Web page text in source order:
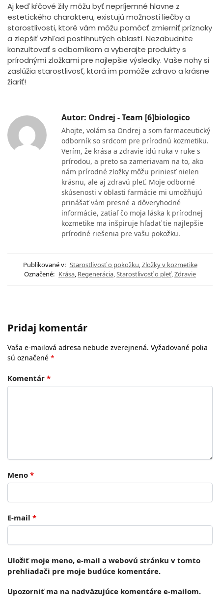
Aj keď kŕčové žily môžu byť nepríjemné hlavne z
estetického charakteru, existujú možnosti liečby a
starostlivosti, ktoré vám môžu pomôcť zmierniť príznaky
a zlepšiť vzhľad postihnutých oblastí. Nezabudnite
konzultovať s odborníkom a vyberajte produkty s
prírodnými zložkami pre najlepšie výsledky. Vaše nohy si
zaslúžia starostlivosť, ktorá im pomôže zdravo a krásne
žiariť!
Autor: Ondrej - Team [6]biologico
Ahojte, volám sa Ondrej a som farmaceutický
odborník so srdcom pre prírodnú kozmetiku.
Verím, že krása a zdravie idú ruka v ruke s
prírodou, a preto sa zameriavam na to, ako
nám prírodné zložky môžu priniesť nielen
krásnu, ale aj zdravú pleť. Moje odborné
skúsenosti v oblasti farmácie mi umožňujú
prinášať vám presné a dôveryhodné
informácie, zatiaľ čo moja láska k prírodnej
kozmetike ma inšpiruje hľadať tie najlepšie
prírodné riešenia pre vašu pokožku.
Publikované v: Starostlivosť o pokožku,Zložky v kozmetike
Označené: Krása, Regenerácia,Starostlivosť o pleť,Zdravie
Pridaj komentár
Vaša e-mailová adresa nebude zverejnená. Vyžadované polia
sú označené *
Komentár *
Meno *
E-mail *
Uložiť moje meno, e-mail a webovú stránku v tomto
prehliadači pre moje budúce komentáre.
Upozorniť ma na nadväzujúce komentáre e-mailom.